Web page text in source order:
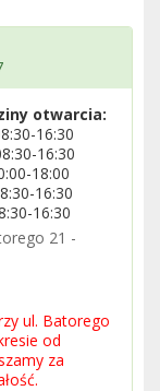
otwarcia:
16:30
16:30
18:00
16:30
16:30
21 -
ul. Batorego
od
za